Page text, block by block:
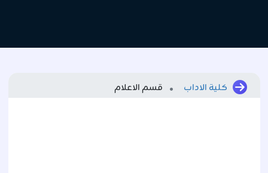
كلية الاداب قسم الاعلام